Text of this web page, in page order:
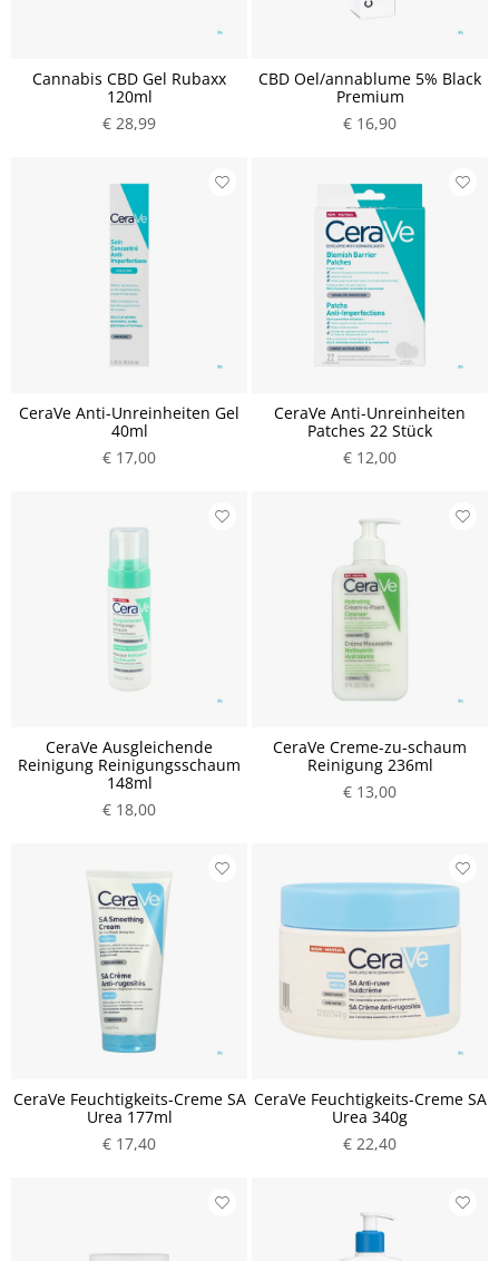
Cannabis CBD Gel Rubaxx
120ml
€ 28,99
CBD Oel/annablume 5% Black
Premium
€ 16,90
CeraVe Anti-Unreinheiten Gel
40ml
€ 17,00
CeraVe Anti-Unreinheiten
Patches 22 Stück
€ 12,00
CeraVe Ausgleichende
Reinigung Reinigungsschaum
148ml
€ 18,00
CeraVe Creme-zu-schaum
Reinigung 236ml
€ 13,00
CeraVe Feuchtigkeits-Creme SA
Urea 177ml
€ 17,40
CeraVe Feuchtigkeits-Creme SA
Urea 340g
€ 22,40